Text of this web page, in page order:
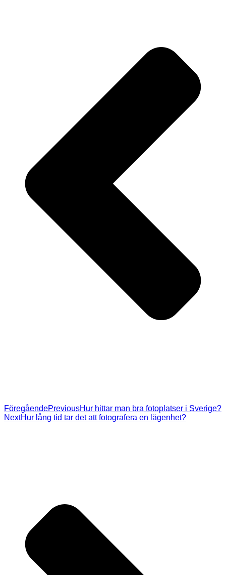
FöregåendePreviousHur hittar man bra fotoplatser i Sverige?
NextHur lång tid tar det att fotografera en lägenhet?